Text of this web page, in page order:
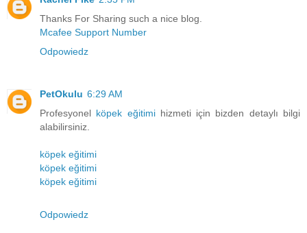
Thanks For Sharing such a nice blog.
Mcafee Support Number
Odpowiedz
PetOkulu 6:29 AM
Profesyonel köpek eğitimihizmeti için bizden detaylı bilgi
alabilirsiniz.
köpek eğitimi
köpek eğitimi
köpek eğitimi
Odpowiedz